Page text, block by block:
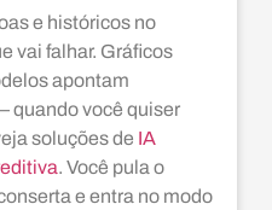
e históricos no
vai falhar. Gráficos
apontam
quando você quiser
soluções de IA
. Você pula o
e entra no modo